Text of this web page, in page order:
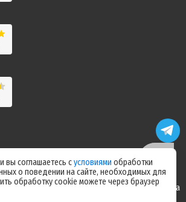
офертой! Актуальные цены уточняйте у
заказа! Спасибо за понимание! Команда
вы соглашаетесь сусловиями обработки
о поведении на сайте, необходимых для
обработку cookie можете через браузер